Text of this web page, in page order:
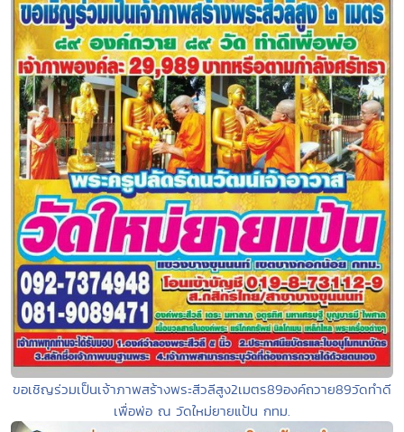
ขอเชิญร่วมเป็นเจ้าภาพสร้างพระสีวลีสูง2เมตร89องค์ถวาย89วัดทำดี
เพื่อพ่อ ณ วัดใหม่ยายแป้น กทม.